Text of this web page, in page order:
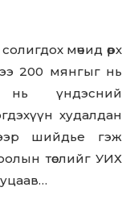
мөчид өрх
200 мянгыг нь
үндэсний
худалдан
шийдье гэж
төслийг УИХ